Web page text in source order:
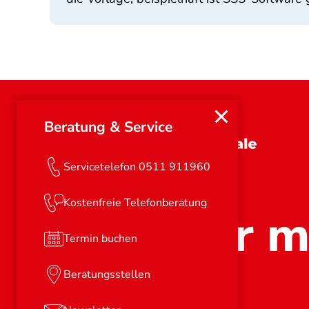
Beratung & Service
Servicetelefon 0511 911960
Kostenfreie Telefonberatung
Termin buchen
Beratungsstellen
Stark für